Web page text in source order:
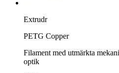
Extrudr
PETG Copper
Filament med utmärkta
optik